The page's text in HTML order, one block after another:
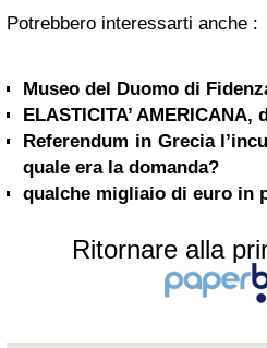
Potrebbero interessarti anche :
Museo del Duomo di
ELASTICITA’ AMERICANA,
Referendum in Grecia
quale era la domanda?
qualche migliaio di euro in
Ritornare alla